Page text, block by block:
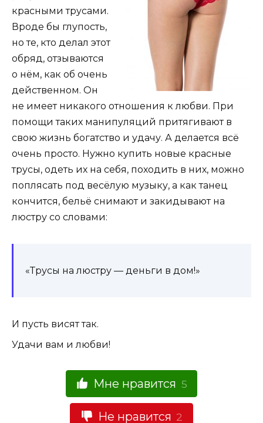
красными трусами.
Вроде бы глупость,
но те, кто делал этот
обряд, отзываются
о нём, как об очень
действенном. Он
не имеет никакого отношения к любви. При
помощи таких манипуляций притягивают в
свою жизнь богатство и удачу. А делается всё
очень просто. Нужно купить новые красные
трусы, одеть их на себя, походить в них, можно
поплясать под весёлую музыку, а как танец
кончится, бельё снимают и закидывают на
люстру со словами:
«Трусы на люстру — деньги в дом!»
И пусть висят так.
Удачи вам и любви!
Мне нравится 5
Не нравится 2